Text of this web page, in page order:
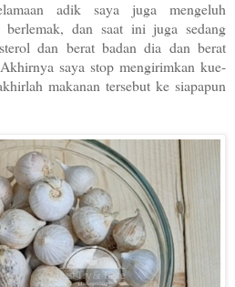
adik saya juga mengeluh
dan saat ini juga sedang
dan berat badan dia dan berat
saya stop mengirimkan kue-
makanan tersebut ke siapapun